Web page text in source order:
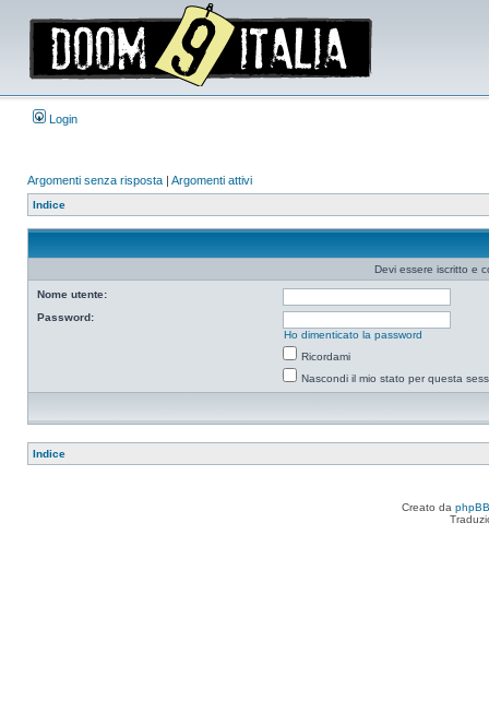
Login
Argomenti senza risposta | Argomenti attivi
Indice
Devi essere iscritto e
Nome utente:
Password:
Ho dimenticato la password
Ricordami
Nascondi il mio stato per questa
Indice
Creato da phpBB